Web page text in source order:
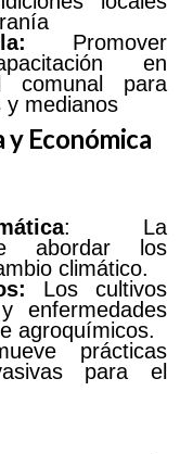
Promover
en
comunal para
y medianos
Económica
: La
abordar los
climático.
Los cultivos
enfermedades
agroquímicos.
prácticas
para el